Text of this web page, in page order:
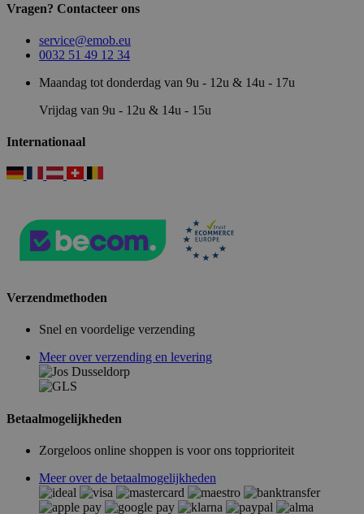
Vragen? Contacteer ons
service@emob.eu
0032 51 49 12 34
Maandag tot donderdag van 9u - 12u & 14u - 17u
Vrijdag van 9u - 12u & 14u - 15u
Internationaal
Verzendmethoden
Snel en voordelige verzending
Meer over verzending en levering
Betaalmogelijkheden
Zorgeloos online shoppen is voor ons topprioriteit
Meer over de betaalmogelijkheden